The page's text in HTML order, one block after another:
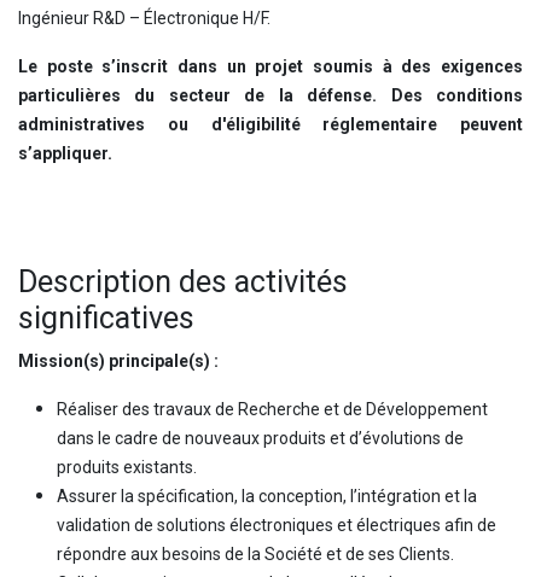
Ingénieur R&D – Électronique H/F.
Le poste s’inscrit dans un projet soumis à des exigences
particulières du secteur de la défense. Des conditions
administratives ou d'éligibilité réglementaire peuvent
s’appliquer.
Description des activités
significatives
Mission(s) principale(s) :
Réaliser des travaux de Recherche et de Développement
dans le cadre de nouveaux produits et d’évolutions de
produits existants.
Assurer la spécification, la conception, l’intégration et la
validation de solutions électroniques et électriques afin de
répondre aux besoins de la Société et de ses Clients.